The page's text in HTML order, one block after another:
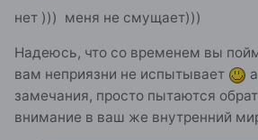
нет ))) меня не смущает)))
Надеюсь, что со временем вы
вам неприязни не испытывает
замечания, просто пытаются
внимание в ваш же внутренний